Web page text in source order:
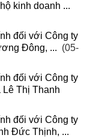
kinh doanh ...
đối với Công ty
Đông, ... (05-
đối với Công ty
Thị Thanh
đối với Công ty
Đức Thịnh, ...